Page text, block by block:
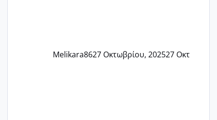
Melikara8627 Οκτωβρίου, 202527 Οκτ